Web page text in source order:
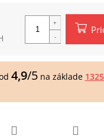
4,9/5na základe